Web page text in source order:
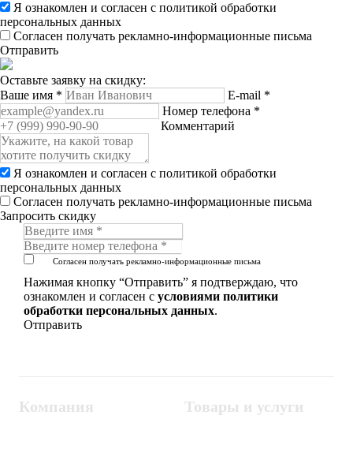
Я ознакомлен и согласен с политикой обработки
персональных данных
Согласен получать рекламно-информационные письма
Отправить
Оставьте заявку на скидку:
Ваше имя * E-mail *
Номер телефона *
Комментарий
Я ознакомлен и согласен с политикой обработки
персональных данных
Согласен получать рекламно-информационные письма
Запросить скидку
Согласен получать рекламно-информационные письма
Нажимая кнопку “Отправить” я подтверждаю, что
ознакомлен и согласен с условиями политики
обработки персональных данных.
Компания Товары и услуги